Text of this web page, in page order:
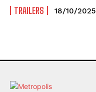
TRAILERS 18/10/2025